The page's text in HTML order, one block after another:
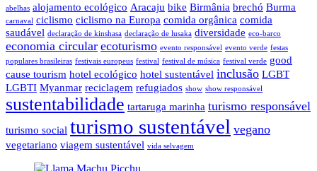
abelhas alojamento ecológico Aracaju bike Birmânia brechó Burma
carnaval ciclismo ciclismo na Europa comida orgânica comida
saudável declaração de kinshasa declaração de lusaka diversidade eco-barco
economia circular ecoturismo evento responsável evento verde festas
populares brasileiras festivais europeus festival festival de música festival verde good
cause tourism hotel ecológico hotel sustentável inclusão LGBT
LGBTI Myanmar reciclagem refugiados show show responsável
sustentabilidade tartaruga marinha turismo responsável
turismo social turismo sustentável vegano
vegetariano viagem sustentável vida selvagem